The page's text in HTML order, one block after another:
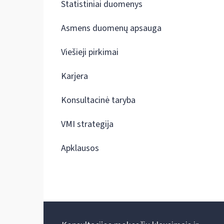
Statistiniai duomenys
Asmens duomenų apsauga
Viešieji pirkimai
Karjera
Konsultacinė taryba
VMI strategija
Apklausos